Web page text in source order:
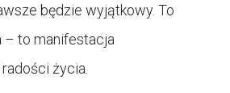
będzie wyjątkowy. To
– to manifestacja
życia.